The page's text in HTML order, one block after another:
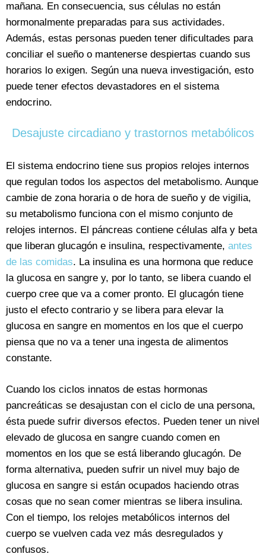
mañana. En consecuencia, sus células no están
hormonalmente preparadas para sus actividades.
Además, estas personas pueden tener dificultades para
conciliar el sueño o mantenerse despiertas cuando sus
horarios lo exigen. Según una nueva investigación, esto
puede tener efectos devastadores en el sistema
endocrino.
Desajuste circadiano y trastornos metabólicos
El sistema endocrino tiene sus propios relojes internos
que regulan todos los aspectos del metabolismo. Aunque
cambie de zona horaria o de hora de sueño y de vigilia,
su metabolismo funciona con el mismo conjunto de
relojes internos. El páncreas contiene células alfa y beta
que liberan glucagón e insulina, respectivamente, antes
de las comidas. La insulina es una hormona que reduce
la glucosa en sangre y, por lo tanto, se libera cuando el
cuerpo cree que va a comer pronto. El glucagón tiene
justo el efecto contrario y se libera para elevar la
glucosa en sangre en momentos en los que el cuerpo
piensa que no va a tener una ingesta de alimentos
constante.
Cuando los ciclos innatos de estas hormonas
pancreáticas se desajustan con el ciclo de una persona,
ésta puede sufrir diversos efectos. Pueden tener un nivel
elevado de glucosa en sangre cuando comen en
momentos en los que se está liberando glucagón. De
forma alternativa, pueden sufrir un nivel muy bajo de
glucosa en sangre si están ocupados haciendo otras
cosas que no sean comer mientras se libera insulina.
Con el tiempo, los relojes metabólicos internos del
cuerpo se vuelven cada vez más desregulados y
confusos.